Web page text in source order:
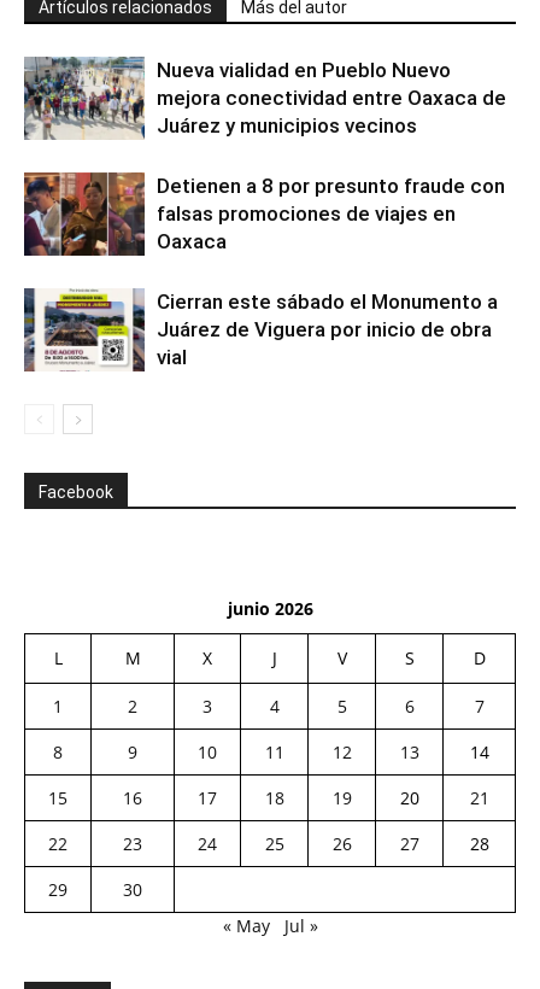
Artículos relacionados Más del autor
Nueva vialidad en Pueblo Nuevo
mejora conectividad entre Oaxaca de
Juárez y municipios vecinos
Detienen a 8 por presunto fraude con
falsas promociones de viajes en
Oaxaca
Cierran este sábado el Monumento a
Juárez de Viguera por inicio de obra
vial
Facebook
junio 2026
L M X J V S D
1 2 3 4 5 6
7
8
9 10 11 12 13
14
15
16 17 18 19 20
21
22
23 24 25 26 27
28
29
30
« May
Jul »